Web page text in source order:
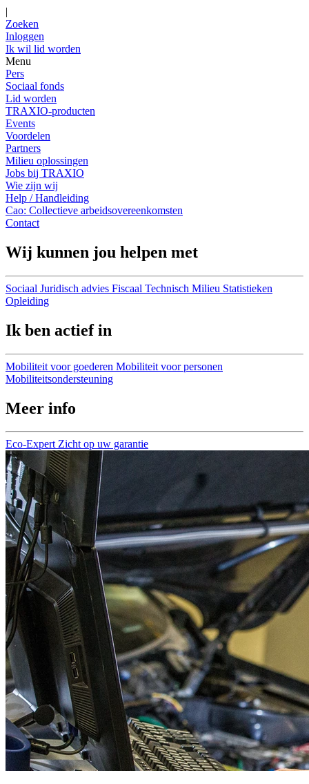
|
Zoeken
Inloggen
Ik wil lid worden
Menu
Pers
Sociaal fonds
Lid worden
TRAXIO-producten
Events
Voordelen
Partners
Milieu oplossingen
Jobs bij TRAXIO
Wie zijn wij
Help / Handleiding
Cao: Collectieve arbeidsovereenkomsten
Contact
Wij kunnen jou helpen met
Sociaal Juridisch advies Fiscaal Technisch Milieu Statistieken
Opleiding
Ik ben actief in
Mobiliteit voor goederen Mobiliteit voor personen
Mobiliteitsondersteuning
Meer info
Eco-Expert Zicht op uw garantie